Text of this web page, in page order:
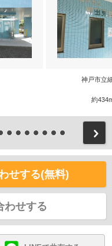
神戸市立
約
せする(無料)
わせする